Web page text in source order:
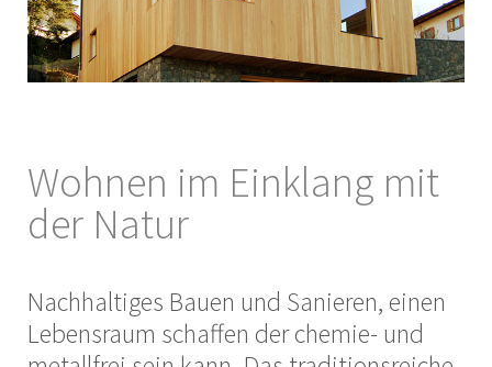
Wohnen im Einklang mit
der Natur
Nachhaltiges Bauen und Sanieren, einen
Lebensraum schaffen der chemie- und